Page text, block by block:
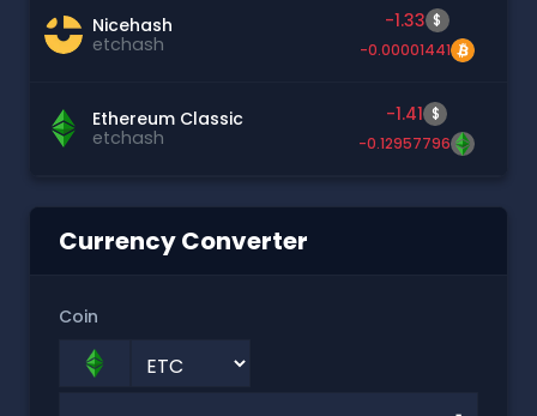
Nicehash
etchash
-1.33 $
-0.00001441
Ethereum Classic
etchash
-1.41 $
-0.12957796
Currency Converter
Coin